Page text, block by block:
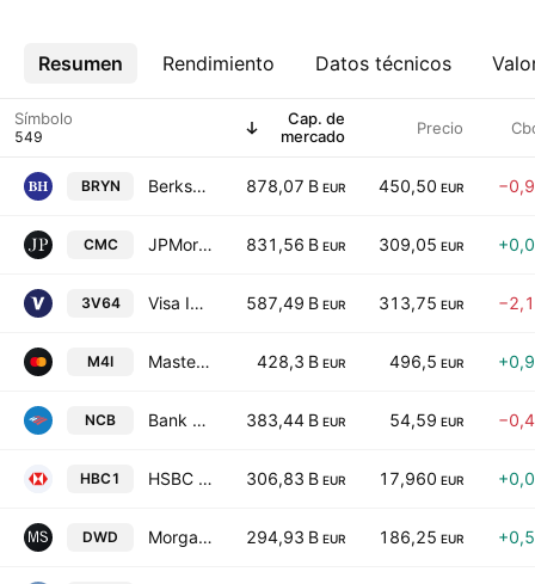
Resumen Rendimiento Datos técnicos
Más
Símbolo
Cap. de
mercado
Precio
BRYN Berkshire Hathaway Inc. Class B 878,07 B EUR 450,50 EUR
CMC JPMorgan Chase & Co. 831,56 B EUR 309,05 EUR
3V64 Visa Inc. Class A 587,49 B EUR 313,75 EUR
M4I Mastercard Incorporated Class A 428,3 B EUR 496,5 EUR
NCB Bank of America Corp 383,44 B EUR 54,59 EUR
HBC1 HSBC Holdings Plc 306,83 B EUR 17,960 EUR
DWD Morgan Stanley 294,93 B EUR 186,25 EUR